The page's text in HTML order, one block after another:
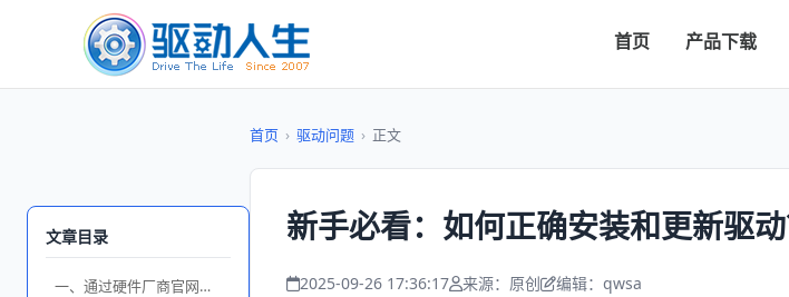
首页 产品下载
文章目录
一、通过硬件厂商官网下载安装
首页 › 驱动问题 › 正文
新手必看：如何正确安装和更新驱
2025-09-26 17:36:17 来源：原创 编辑：qwsa